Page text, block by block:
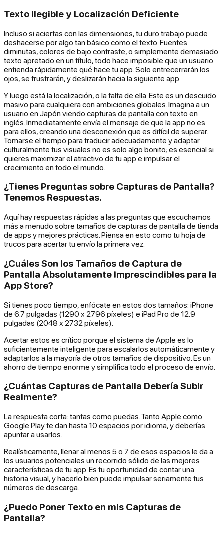
Texto Ilegible y Localización Deficiente
Incluso si aciertas con las dimensiones, tu duro trabajo puede
deshacerse por algo tan básico como el texto. Fuentes
diminutas, colores de bajo contraste, o simplemente demasiado
texto apretado en un título, todo hace imposible que un usuario
entienda rápidamente qué hace tu app. Solo entrecerrarán los
ojos, se frustrarán, y deslizarán hacia la siguiente app.
Y luego está la localización, o la falta de ella. Este es un descuido
masivo para cualquiera con ambiciones globales. Imagina a un
usuario en Japón viendo capturas de pantalla con texto en
inglés. Inmediatamente envía el mensaje de que la app no es
para ellos, creando una desconexión que es difícil de superar.
Tomarse el tiempo para traducir adecuadamente y adaptar
culturalmente tus visuales no es solo algo bonito; es esencial si
quieres maximizar el atractivo de tu app e impulsar el
crecimiento en todo el mundo.
¿Tienes Preguntas sobre Capturas de Pantalla?
Tenemos Respuestas.
Aquí hay respuestas rápidas a las preguntas que escuchamos
más a menudo sobre tamaños de capturas de pantalla de tienda
de apps y mejores prácticas. Piensa en esto como tu hoja de
trucos para acertar tu envío la primera vez.
¿Cuáles Son los Tamaños de Captura de
Pantalla Absolutamente Imprescindibles para la
App Store?
Si tienes poco tiempo, enfócate en estos dos tamaños: iPhone
de 6.7 pulgadas (1290 x 2796 píxeles) e iPad Pro de 12.9
pulgadas (2048 x 2732 píxeles).
Acertar estos es crítico porque el sistema de Apple es lo
suficientemente inteligente para escalarlos automáticamente y
adaptarlos a la mayoría de otros tamaños de dispositivo. Es un
ahorro de tiempo enorme y simplifica todo el proceso de envío.
¿Cuántas Capturas de Pantalla Debería Subir
Realmente?
La respuesta corta: tantas como puedas. Tanto Apple como
Google Play te dan hasta 10 espacios por idioma, y deberías
apuntar a usarlos.
Realísticamente, llenar al menos 5 o 7 de esos espacios le da a
los usuarios potenciales un recorrido sólido de las mejores
características de tu app. Es tu oportunidad de contar una
historia visual, y hacerlo bien puede impulsar seriamente tus
números de descarga.
¿Puedo Poner Texto en mis Capturas de
Pantalla?